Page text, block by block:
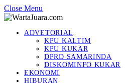
Close Menu
ADVETORIAL
KPU KALTIM
KPU KUKAR
DPRD SAMARINDA
DISKOMINFO KUKAR
EKONOMI
HIBURAN